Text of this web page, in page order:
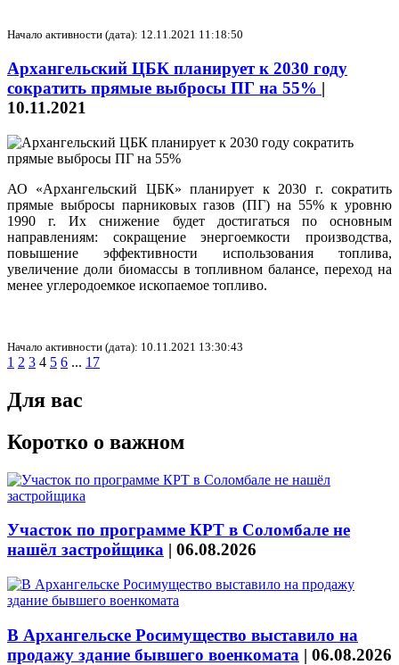
Начало активности (дата): 12.11.2021 11:18:50
Архангельский ЦБК планирует к 2030 году
сократить прямые выбросы ПГ на 55% |
10.11.2021
АО «Архангельский ЦБК» планирует к 2030 г. сократить
прямые выбросы парниковых газов (ПГ) на 55% к уровню
1990 г. Их снижение будет достигаться по основным
направлениям: сокращение энергоемкости производства,
повышение эффективности использования топлива,
увеличение доли биомассы в топливном балансе, переход на
менее углеродоемкое ископаемое топливо.
Начало активности (дата): 10.11.2021 13:30:43
1 2 3 4 5 6 ... 17
Для вас
Коротко о важном
Участок по программе КРТ в Соломбале не
нашёл застройщика | 06.08.2026
В Архангельске Росимущество выставило на
продажу здание бывшего военкомата | 06.08.2026